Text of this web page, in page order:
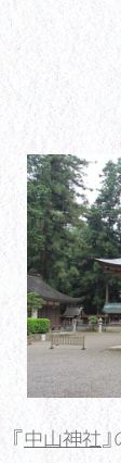
『中山神社